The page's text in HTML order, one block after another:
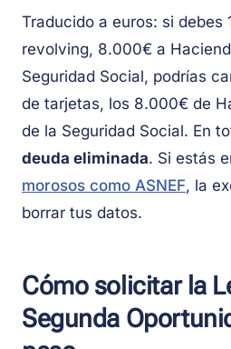
Traducido a euros: si debes
revolving, 8.000€ a
Seguridad Social, podrías
de tarjetas, los 8.000€ de
de la Seguridad Social. En
deuda eliminada. Si estás
morosos como ASNEF, la
borrar tus datos.
Cómo solicitar la
Segunda